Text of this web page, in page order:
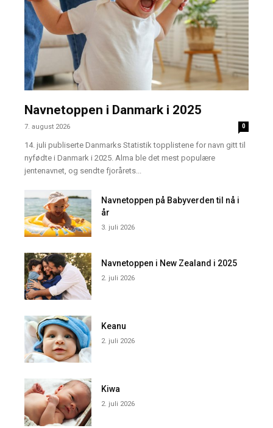
Navnetoppen i Danmark i 2025
7. august 2026 0
14. juli publiserte Danmarks Statistik topplistene for navn gitt til
nyfødte i Danmark i 2025. Alma ble det mest populære
jentenavnet, og sendte fjorårets...
Navnetoppen på Babyverden til nå i
år
3. juli 2026
Navnetoppen i New Zealand i 2025
2. juli 2026
Keanu
2. juli 2026
Kiwa
2. juli 2026